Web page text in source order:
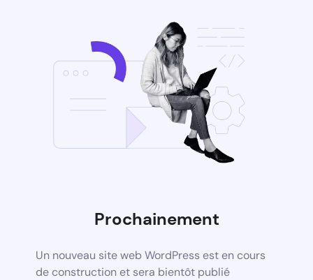
Prochainement
Un nouveau site web WordPress est en cours
de construction et sera bientôt publié